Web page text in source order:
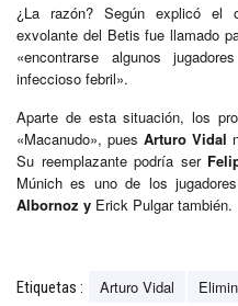
¿La razón? Según explicó el
exvolante del Betis fue llamado
«encontrarse algunos
infeccioso febril».
Aparte de esta situación, los
«Macanudo», pues Arturo Vidal
Su reemplazante podría ser
Múnich es uno de los
Albornoz y Erick Pulgar también.
Etiquetas : Arturo Vidal